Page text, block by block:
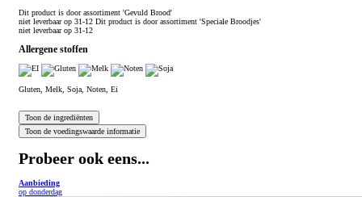
Dit product is door assortiment 'Gevuld Brood'
niet leverbaar op 31-12 Dit product is door assortiment 'Speciale Broodjes'
niet leverbaar op 31-12
Allergene stoffen
Gluten, Melk, Soja, Noten, Ei
Probeer ook eens...
Aanbieding
op donderdag